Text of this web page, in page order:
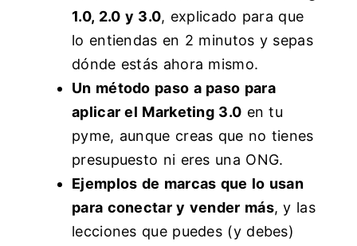
1.0, 2.0 y 3.0, explicado para que
lo entiendas en 2 minutos y sepas
dónde estás ahora mismo.
Un método paso a paso para
aplicar el Marketing 3.0 en tu
pyme, aunque creas que no tienes
presupuesto ni eres una ONG.
Ejemplos de marcas que lo usan
para conectar y vender más, y las
lecciones que puedes (y debes)